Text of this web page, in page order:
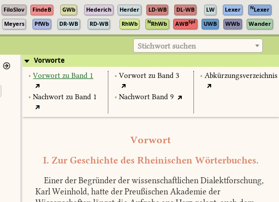
FiloSlov FindeB GWb Hederich Herder LD-WB DL-WB LW Lexer NLexer
Meyers PfWb DR-WB RD-WB RhWb NRhWb AWBSpl UWB WWb Wander
Stichwort suchen
Vorworte
• Vorwort zu Band 1
• Nachwort zu Band 1
• Vorwort zu Band 3
• Nachwort Band 9
• Abkürzungsverzeichnis
Vorwort
I. Zur Geschichte des Rheinischen Wörterbuches.
Einer der Begründer der wissenschaftlichen Dialektforschung,
Karl Weinhold, hatte der Preußischen Akademie der